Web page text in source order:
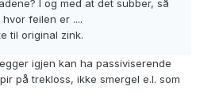
I og med at det subber, så
feilen er ....
til original zink.
igjen kan ha passiviserende
på trekloss, ikke smergel e.l. som